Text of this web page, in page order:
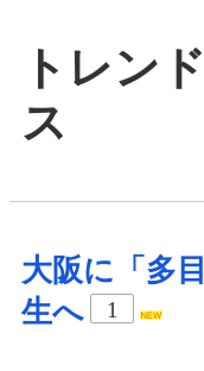
トレン
ス
大阪に「多
生へ
1